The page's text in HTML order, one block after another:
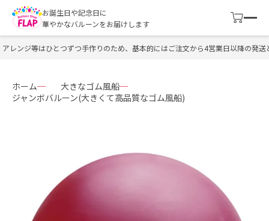
お誕生日や記念日に
華やかなバルーンをお届けします
レンジ等はひとつずつ手作りのため、基本的にはご注文から4営業日以降の発送
ホーム
大きなゴム風船
ジャンボバルーン(大きくて高品質なゴム風船)